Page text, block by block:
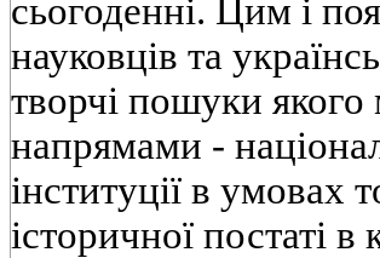
сьогоденні. Цим і
науковців та
творчі пошуки
напрямами -
інституції в умовах
історичної постаті